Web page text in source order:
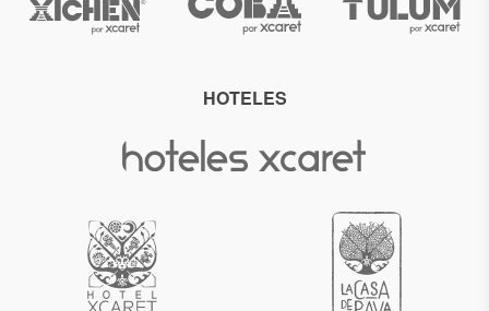
HOTELES